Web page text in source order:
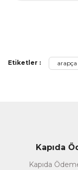
Bu ürüne
Etiketler :
Kapıda
Kapıda